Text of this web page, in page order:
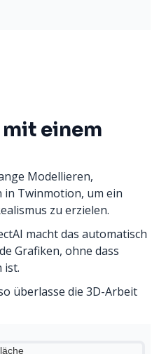
einem
Modellieren,
Twinmotion, um ein
zu erzielen.
macht das automatisch
Grafiken, ohne dass
ist.
überlasse die 3D-Arbeit